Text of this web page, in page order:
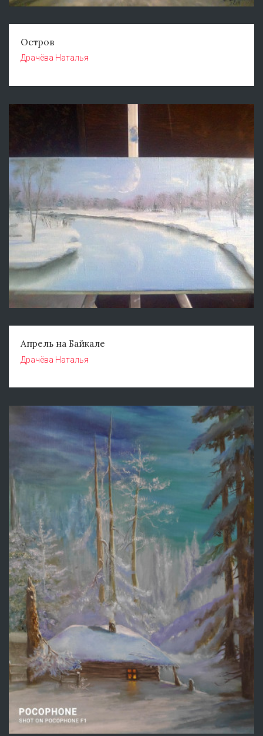
Остров
Драчёва Наталья
Апрель на Байкале
Драчёва Наталья